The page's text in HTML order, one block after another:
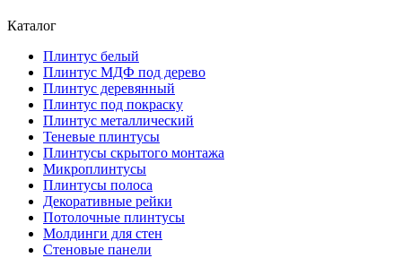
Каталог
Плинтус белый
Плинтус МДФ под дерево
Плинтус деревянный
Плинтус под покраску
Плинтус металлический
Теневые плинтусы
Плинтусы скрытого монтажа
Микроплинтусы
Плинтусы полоса
Декоративные рейки
Потолочные плинтусы
Молдинги для стен
Стеновые панели